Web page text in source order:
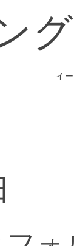
イ